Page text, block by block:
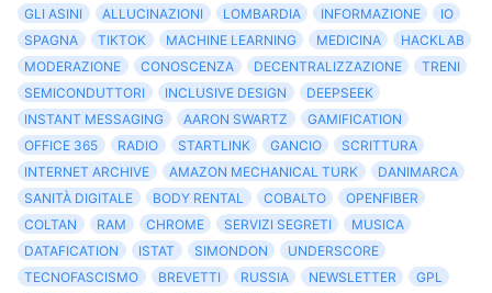
GLI ASINI
ALLUCINAZIONI LOMBARDIA INFORMAZIONE
IO
SPAGNA
TIKTOK MACHINE LEARNING MEDICINA
HACKLAB
MODERAZIONE
CONOSCENZA DECENTRALIZZAZIONE
TRENI
SEMICONDUTTORI
INCLUSIVE DESIGN
DEEPSEEK
INSTANT MESSAGING
AARON SWARTZ
GAMIFICATION
OFFICE 365
RADIO STARTLINK GANCIO
SCRITTURA
INTERNET ARCHIVE
AMAZON MECHANICAL TURK
DANIMARCA
SANITÀ DIGITALE
BODY RENTAL COBALTO
OPENFIBER
COLTAN
RAM CHROME SERVIZI SEGRETI
MUSICA
DATAFICATION
ISTAT SIMONDON
UNDERSCORE
TECNOFASCISMO
BREVETTI RUSSIA NEWSLETTER
GPL